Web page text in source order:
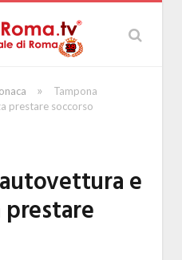
»
Tampona
prestare soccorso
e
prestare